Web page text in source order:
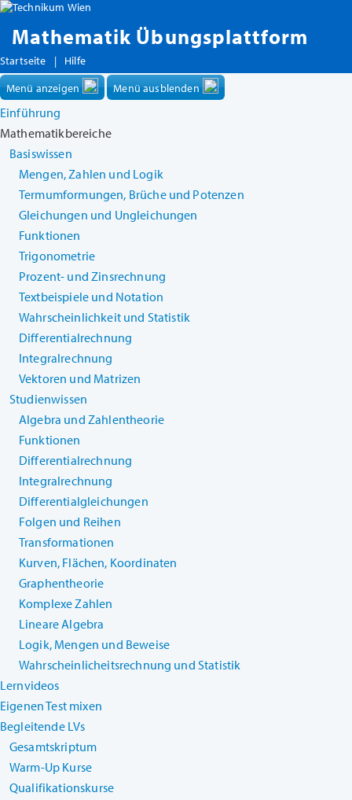
Mathematik Übungsplattform
Startseite | Hilfe
Menü anzeigen Menü ausblenden
Einführung
Mathematikbereiche
Basiswissen
Mengen, Zahlen und Logik
Termumformungen, Brüche und Potenzen
Gleichungen und Ungleichungen
Funktionen
Trigonometrie
Prozent- und Zinsrechnung
Textbeispiele und Notation
Wahrscheinlichkeit und Statistik
Differentialrechnung
Integralrechnung
Vektoren und Matrizen
Studienwissen
Algebra und Zahlentheorie
Funktionen
Differentialrechnung
Integralrechnung
Differentialgleichungen
Folgen und Reihen
Transformationen
Kurven, Flächen, Koordinaten
Graphentheorie
Komplexe Zahlen
Lineare Algebra
Logik, Mengen und Beweise
Wahrscheinlicheitsrechnung und Statistik
Lernvideos
Eigenen Test mixen
Begleitende LVs
Gesamtskriptum
Warm-Up Kurse
Qualifikationskurse